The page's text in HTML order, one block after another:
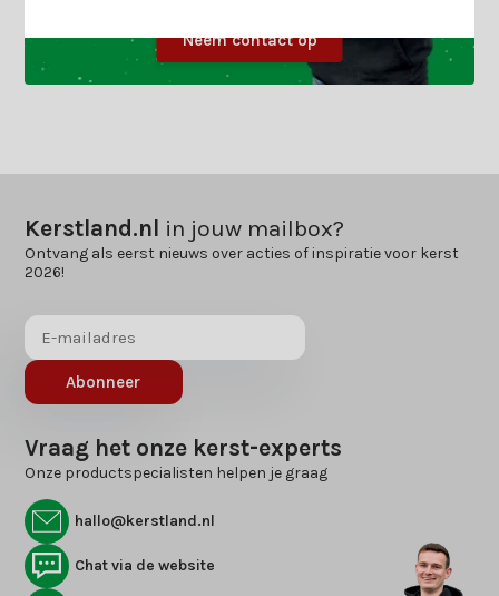
Neem contact op
Kerstland.nl in jouw mailbox?
Ontvang als eerst nieuws over acties of inspiratie voor kerst
2026!
Abonneer
Vraag het onze kerst-experts
Onze productspecialisten helpen je graag
hallo@kerstland.nl
Chat via de website